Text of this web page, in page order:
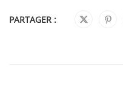
PARTAGER :